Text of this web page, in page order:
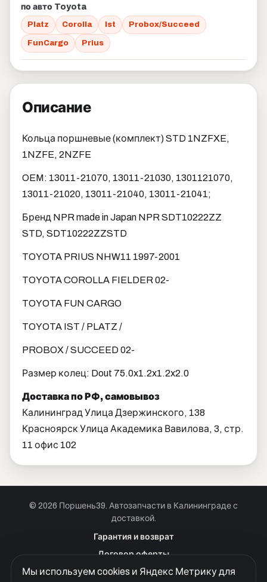
по авто Toyota
Platz Corolla Ist Probox/Succeed
FunCargo Prius
Описание
Кольца поршневые (комплект) STD 1NZFXE,
1NZFE, 2NZFE
OEM: 13011-21070, 13011-21030, 1301121070,
13011-21020, 13011-21040, 13011-21041;
Бренд NPR made in Japan NPR SDT10222ZZ
STD, SDT10222ZZSTD
TOYOTA PRIUS NHW11 1997-2001
TOYOTA COROLLA FIELDER 02-
TOYOTA FUN CARGO
TOYOTA IST / PLATZ /
PROBOX / SUCCEED 02-
Размер колец: Dout 75.0x1.2x1.2x2.0
Доставка по РФ, самовывоз
Калининград Улица Дзержинского, 138
Красноярск Улица Академика Вавилова, 3, стр.
11 офис 102
© 2026 Поршень39. Автозапчасти в Калининграде с
доставкой.
Гарантия и возврат
Договор оферты
Куки
Мы используем cookies и Яндекс Метрику для
+7 901 390 0 390
Позвонить · Красноярск
+7 901 390 0 390